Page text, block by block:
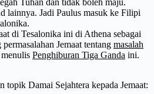
Tuhan dan tidak boleh maju.
lainnya. Jadi Paulus masuk ke Filipi
di Tesalonika ini di Athena sebagai
Jemaat tentang masalah
Penghiburan Tiga Ganda ini.
topik Damai Sejahtera kepada Jemaat: